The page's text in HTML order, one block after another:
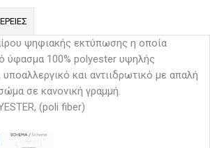
ψηφιακής εκτύπωσης η οποία
ύφασμα 100% polyester υψηλής
υποαλλεργικό και αντιιδρωτικό με απαλή
σε κανονική γραμμή.
(poli fiber)